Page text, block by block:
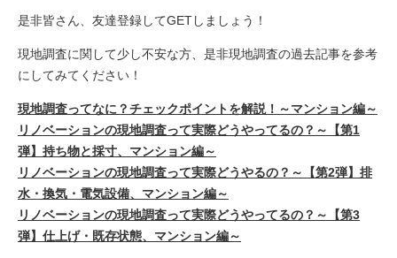
是非皆さん、友達登録してGETしましょう！
現地調査に関して少し不安な方、是非現地調査の過去記事を参考
にしてみてください！
現地調査ってなに？チェックポイントを解説！～マンション編～
リノベーションの現地調査って実際どうやってるの？～【第1
弾】持ち物と採寸、マンション編～
リノベーションの現地調査って実際どうやるの？～【第2弾】排
水・換気・電気設備、マンション編～
リノベーションの現地調査って実際どうやってるの？～【第3
弾】仕上げ・既存状態、マンション編～